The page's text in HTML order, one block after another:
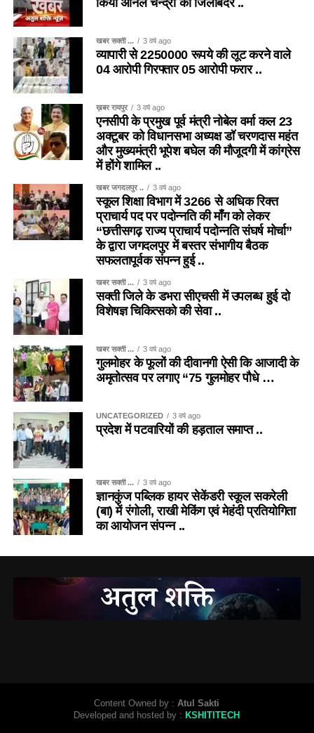
खबर सक्ती ... 3 वर्ष ago
व्यापारी से 2250000 रूपये की लूट करने वाले
04 आरोपी गिरफ्तार 05 आरोपी फरार ..
ख़बर रायपुर 3 वर्ष ago
एनसीपी के प्रमुख पूर्व मंत्री नोबेल वर्मा कल 23
अक्टूबर को विधानसभा अध्यक्ष डॉ चरणदास महंत
और मुख्यमंत्री भूपेश बघेल की मौजूदगी में कांग्रेस
में होंगे शामिल ..
खबर जगदलपुर .. 3 वर्ष ago
स्कूल शिक्षा विभाग में 3266 से अधिक रिक्त
प्राचार्य पद पर पदोन्नति की माँग को लेकर
“छत्तीसगढ़ राज्य प्राचार्य पदोन्नति संघर्ष मोर्चा”
के द्वारा जगदलपुर में बस्तर संभागीय बैठक
सफलतापूर्वक संपन्न हुई ..
खबर सक्ती ... 3 वर्ष ago
सक्ती जिले के डभरा सीएचसी में उपलब्ध हुई दो
विशेषज्ञ चिकित्सको की सेवा ..
खबर सक्ती ... 3 वर्ष ago
गुलमोहर के फूलों की दीवानगी ऐसी कि आजादी के
अमृतोत्सव पर लगाए “75 गुलमोहर पौधे …
UNCATEGORIZED 3 वर्ष ago
प्रदेश में पटवारियों की हड़ताल समाप्त ..
खबर सक्ती ... 3 वर्ष ago
ज्ञानकुंज पब्लिक हायर सेकेंडरी स्कूल सकरेली
(बा) में रंगोली, राखी मेकिंग एवं मेहंदी प्रतियोगिता
का आयोजन संपन्न ..
Content Owned by :Atul Sakti
Developed and hosted by : KSHITITECH